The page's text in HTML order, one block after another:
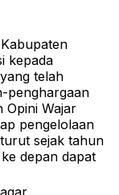
kepada
telah
penghargaan
Opini Wajar
pengelolaan
sejak tahun
depan dapat